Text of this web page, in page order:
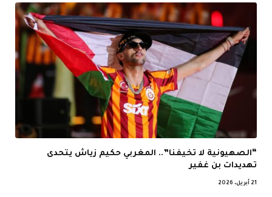
“الصهيونية لا تخيفنا”.. المغربي حكيم زياش يتحدى
تهديدات بن غفير
21 أبريل، 2026